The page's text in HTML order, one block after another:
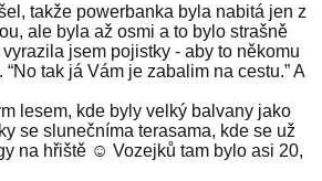
takže powerbanka byla nabitá jen z
ale byla až osmi a to bylo strašně
jsem pojistky - aby to někomu
tak já Vám je zabalim na cestu.” A
lesem, kde byly velký balvany jako
se slunečníma terasama, kde se už
na hřiště ☺️ Vozejků tam bylo asi 20,